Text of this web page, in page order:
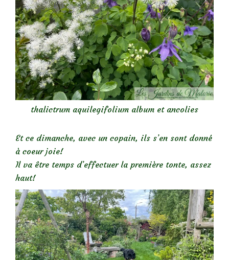
thalictrum aquilegifolium album et ancolies
Et ce dimanche, avec un copain, ils s’en sont donné
à coeur joie!
Il va être temps d’effectuer la première tonte, assez
haut!